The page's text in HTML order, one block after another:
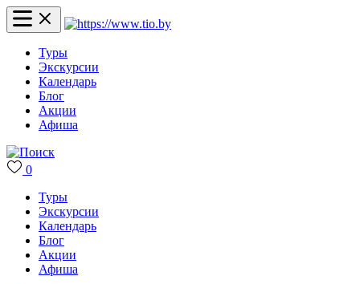
Туры
Экскурсии
Календарь
Блог
Акции
Афиша
0
Туры
Экскурсии
Календарь
Блог
Акции
Афиша